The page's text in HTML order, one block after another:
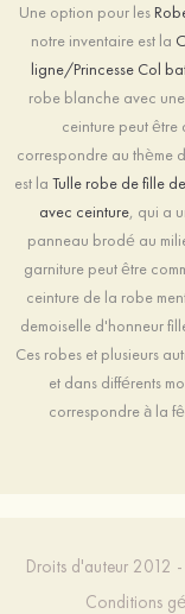
Une option pour les
notre inventaire est la
ligne/Princesse Col
robe blanche avec
ceinture peut être
correspondre au thème
est la Tulle robe de fille
avec ceinture, qui a
panneau brodé au
garniture peut être
ceinture de la robe
demoiselle d'honneur
Ces robes et plusieurs
et dans différents
correspondre à la
Droits d'auteur 2012 -
Conditions